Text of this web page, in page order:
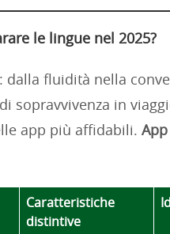
le lingue nel 2025?
fluidità nella
sopravvivenza in
app più affidabili.
Caratteristiche
distintive